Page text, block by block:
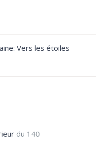
Vers les étoiles
du 140